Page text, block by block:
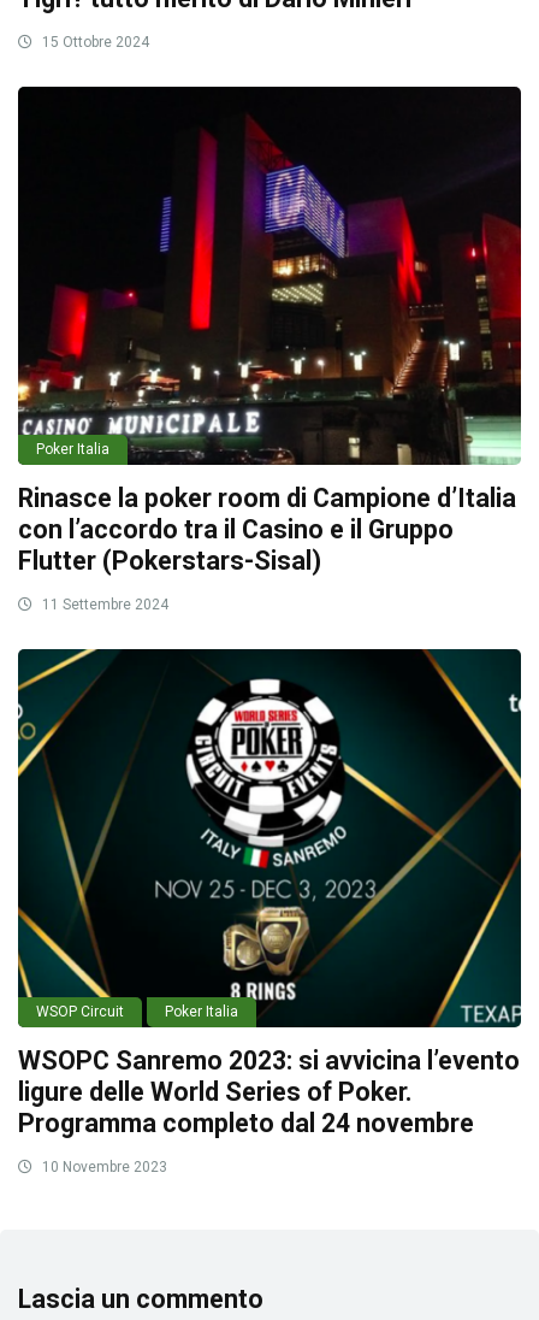
15 Ottobre 2024
Poker Italia
Rinasce la poker room di Campione d’Italia
con l’accordo tra il Casino e il Gruppo
Flutter (Pokerstars-Sisal)
11 Settembre 2024
WSOP Circuit Poker Italia
WSOPC Sanremo 2023: si avvicina l’evento
ligure delle World Series of Poker.
Programma completo dal 24 novembre
10 Novembre 2023
Lascia un commento